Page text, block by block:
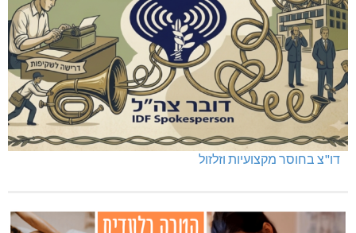
דו"צ בחוסר מקצועיות וזלזול